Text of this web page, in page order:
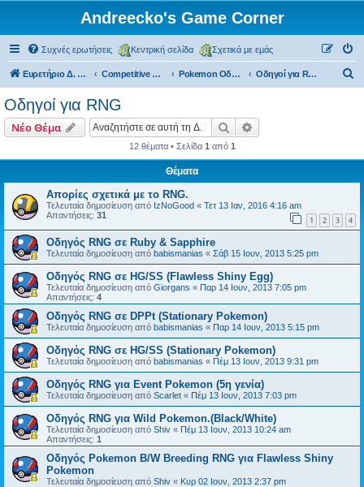
Andreecko's Game Corner
Συχνές ερωτήσεις Κεντρική σελίδα Σχετικά με εμάς
Ευρετήριο Δ. Συζήτησης Competitive Corner Pokemon Οδηγοί Οδηγοί για RNG
η
Οδηγοί για RNG
Νέο Θέμα Αναζήτηση
12 θέματα • Σελίδα 1 από 1
Θέματα
Απορίες σχετικά με το RNG.
Τελευταία δημοσίευση από IzNoGood « Τετ 13 Ιαν, 2016 4:16 am
Απαντήσεις: 31 1 2 3 4
Οδηγός RNG σε Ruby & Sapphire
Τελευταία δημοσίευση από babismanias « Σάβ 15 Ιουν, 2013 5:25 pm
Οδηγός RNG σε ΗG/SS (Flawless Shiny Egg)
Τελευταία δημοσίευση από Giorgans « Παρ 14 Ιουν, 2013 7:05 pm
Απαντήσεις: 4
Οδηγός RNG σε DPPt (Stationary Pokemon)
Τελευταία δημοσίευση από babismanias « Παρ 14 Ιουν, 2013 5:15 pm
Οδηγός RNG σε ΗG/SS (Stationary Pokemon)
Τελευταία δημοσίευση από babismanias « Πέμ 13 Ιουν, 2013 9:31 pm
Οδηγός RNG για Event Pokemon (5η γενία)
Τελευταία δημοσίευση από Scarlet « Πέμ 13 Ιουν, 2013 7:03 pm
Οδηγός RNG για Wild Pokemon.(Black/White)
Τελευταία δημοσίευση από Shiv « Πέμ 13 Ιουν, 2013 10:24 am
Απαντήσεις: 1
Οδηγός Pokemon B/W Breeding RNG για Flawless Shiny
Pokemon
Τελευταία δημοσίευση από Shiv « Κυρ 02 Ιουν, 2013 2:37 pm